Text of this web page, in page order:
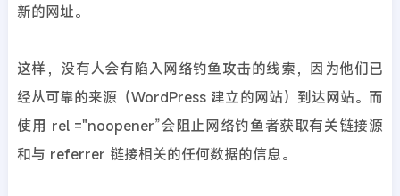
新的网址。
这样，没有人会有陷入网络钓鱼攻击的线索，因为他们已
经从可靠的来源（WordPress 建立的网站）到达网站。而
使用 rel ="noopener”会阻止网络钓鱼者获取有关链接源
和与 referrer 链接相关的任何数据的信息。